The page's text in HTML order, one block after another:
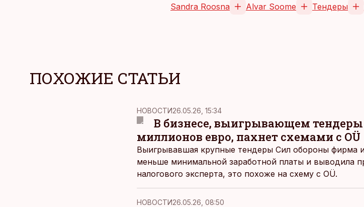
Sandra Roosna Alvar Soome Тендеры
ПОХОЖИЕ СТАТЬИ
НОВОСТИ26.05.26, 15:34
В бизнесе, выигрывающем
миллионов евро, пахнет схемами с OÜ
Выигрывавшая крупные тендеры Сил обороны фирма
меньше минимальной заработной платы и выводила
налогового эксперта, это похоже на схему с OÜ.
НОВОСТИ26.05.26, 08:50